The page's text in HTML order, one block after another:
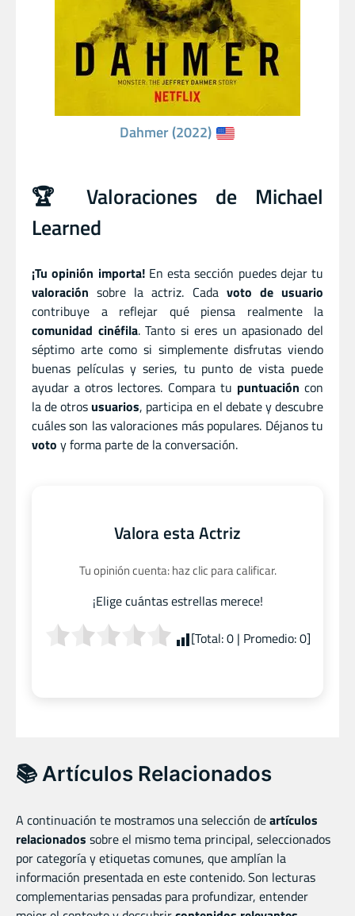
Dahmer (2022)
🏆 Valoraciones de Michael
Learned
¡Tu opinión importa!En esta sección puedes dejar tu
valoración sobre la actriz. Cada voto de usuario
contribuye a reflejar qué piensa realmente la
comunidad cinéfila. Tanto si eres un apasionado del
séptimo arte como si simplemente disfrutas viendo
buenas películas y series, tu punto de vista puede
ayudar a otros lectores. Compara tu puntuación con
la de otros usuarios, participa en el debate y descubre
cuáles son las valoraciones más populares. Déjanos tu
voto y forma parte de la conversación.
Valora esta Actriz
Tu opinión cuenta: haz clic para calificar.
¡Elige cuántas estrellas merece!
[Total:0| Promedio:0]
📚 Artículos Relacionados
A continuación te mostramos una selección deartículos
relacionados sobre el mismo tema principal, seleccionados
por categoría y etiquetas comunes, que amplían la
información presentada en este contenido. Son lecturas
complementarias pensadas para profundizar, entender